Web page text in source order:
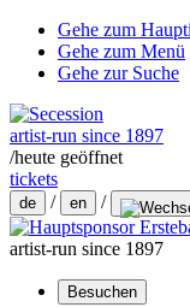
Gehe zum
Gehe zum Menü
Gehe zur Suche
artist-run since 1897
/heute geöffnet
tickets
de / en /
artist-run since 1897
Besuchen